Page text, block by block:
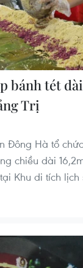
bánh tét
Trị
Đông Hà tổ
chiều dài
Khu di tích lịch